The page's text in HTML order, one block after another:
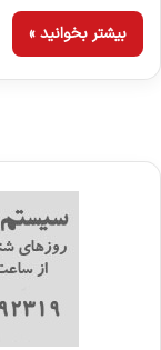
بیشتر بخوانید »